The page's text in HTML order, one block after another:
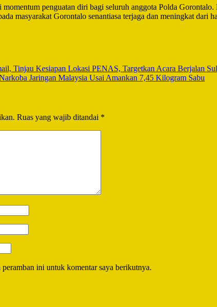
penguatan diri bagi seluruh anggota Polda
masyarakat Gorontalo senantiasa terjaga dan meningkat dari
Tinjau Kesiapan Lokasi PENAS, Targetkan Acara Berjalan
Jaringan Malaysia Usai Amankan 7,45 Kilogram Sabu
Ruas yang wajib ditandai *
ini untuk komentar saya berikutnya.